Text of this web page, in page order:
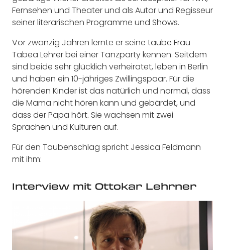
Fernsehen und Theater und als Autor und Regisseur
seiner literarischen Programme und Shows.
Vor zwanzig Jahren lernte er seine taube Frau
Tabea Lehrer bei einer Tanzparty kennen. Seitdem
sind beide sehr glücklich verheiratet, leben in Berlin
und haben ein 10-jähriges Zwillingspaar. Für die
hörenden Kinder ist das natürlich und normal, dass
die Mama nicht hören kann und gebärdet, und
dass der Papa hört. Sie wachsen mit zwei
Sprachen und Kulturen auf.
Für den Taubenschlag spricht Jessica Feldmann
mit ihm:
Interview mit Ottokar Lehrner